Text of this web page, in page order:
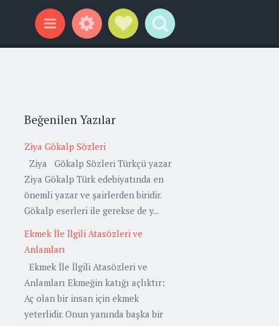
Menu WidgetsSocial Links
Search
Beğenilen Yazılar
Ziya Gökalp Sözleri
Ziya Gökalp Sözleri Türkçü yazar
Ziya Gökalp Türk edebiyatında en
önemli yazar ve şairlerden biridir.
Gökalp eserleri ile gerekse de y...
Ekmek İle İlgili Atasözleri ve
Anlamları
Ekmek İle İlgili Atasözleri ve
Anlamları Ekmeğin katığı açlıktır:
Aç olan bir insan için ekmek
yeterlidir. Onun yanında başka bir